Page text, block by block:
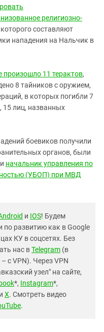
религиозно-
которого составляют
нападения на Нальчик в
произошло 11 терактов,
8 тайников с оружием,
в которых погибли 7
15 лиц, названных
боевиков получили
органов, были
начальник управления по
(УБОП) при МВД
и IOS! Будем
по развитию как в Google
КУ в соцсетях. Без
нас вTelegram (в
с VPN). Через VPN
узел" на сайте,
*, Instagram*,
X. Смотреть видео
.